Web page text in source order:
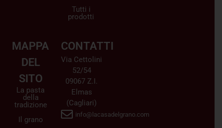
Tutti i
prodotti
MAPPA
DEL
SITO
La pasta
della
tradizione
Il grano
CONTATTI
Via Cettolini
52/54
09067 Z.I.
Elmas
(Cagliari)
info@lacasadelgrano.com